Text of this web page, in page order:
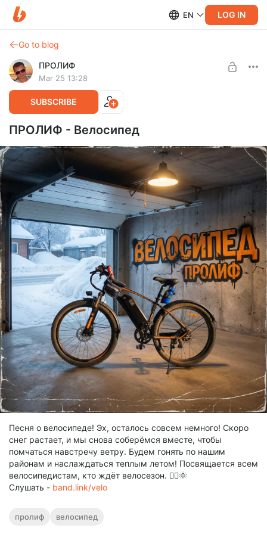
EN LOG IN
Go to blog
ПРОЛИФ
Mar 25 13:28
SUBSCRIBE
ПРОЛИФ - Велосипед
Песня о велосипеде! Эх, осталось совсем немного! Скоро
снег растает, и мы снова соберёмся вместе, чтобы
помчаться навстречу ветру. Будем гонять по нашим
районам и наслаждаться теплым летом! Посвящается всем
велосипедистам, кто ждёт велосезон. 🚴‍♂️🌞
Слушать - band.link/velo
пролиф велосипед